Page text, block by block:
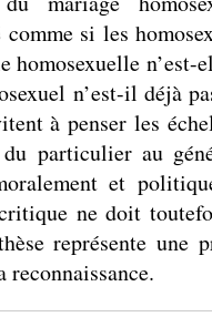
si les
n’est-
n’est-il déjà
à penser les
particulier au
et
ne doit
représente une